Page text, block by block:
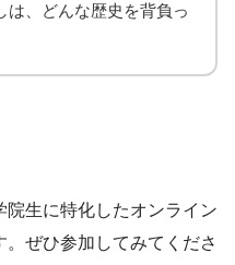
は、どんな歴史を背負っ
院生に特化したオンライン
ぜひ参加してみてくださ